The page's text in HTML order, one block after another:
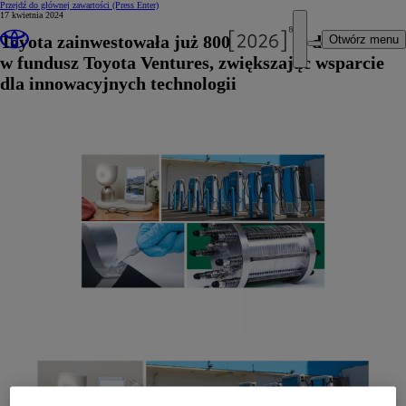
Przejdź do głównej zawartości (Press Enter)
Otwórz menu
17 kwietnia 2024
Toyota zainwestowała już 800 milionów dolarów
w fundusz Toyota Ventures, zwiększając wsparcie
dla innowacyjnych technologii